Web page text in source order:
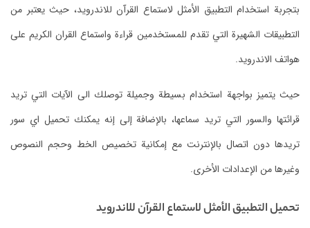
بتجربة استخدام التطبيق الأمثل لاستماع القرآن‬ للاندرويد، حيث يعتبر من
التطبيقات الشهيرة التي تقدم للمستخدمين قراءة واستماع القران الكريم على
هواتف الاندرويد.
حيث يتميز بواجهة استخدام بسيطة وجميلة توصلك الى الآيات التي تريد
قرائتها والسور التي تريد سماعها، بالإضافة إلى إنه يمكنك تحميل اي سور
تريدها دون اتصال بالإنترنت مع إمكانية تخصيص الخط وحجم النصوص
وغيرها من الإعدادات الأخرى.
تحميل التطبيق الأمثل لاستماع القرآن‬ للاندرويد